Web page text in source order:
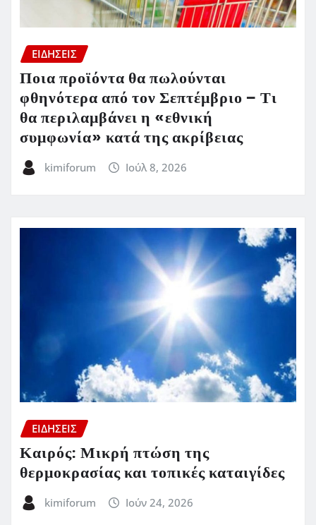
ΕΙΔΗΣΕΙΣ
Ποια προϊόντα θα πωλούνται
φθηνότερα από τον Σεπτέμβριο – Τι
θα περιλαμβάνει η «εθνική
συμφωνία» κατά της ακρίβειας
kimiforum Ιούλ 8, 2026
ΕΙΔΗΣΕΙΣ
Καιρός: Μικρή πτώση της
θερμοκρασίας και τοπικές καταιγίδες
kimiforum Ιούν 24, 2026